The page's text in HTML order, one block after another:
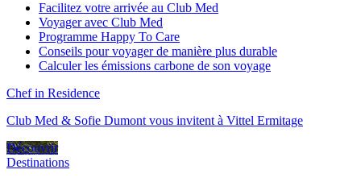
Facilitez votre arrivée au Club Med
Voyager avec Club Med
Programme Happy To Care
Conseils pour voyager de manière plus durable
Calculer les émissions carbone de son voyage
Chef in Residence
Club Med & Sofie Dumont vous invitent à Vittel Ermitage
Découvrir
Destinations